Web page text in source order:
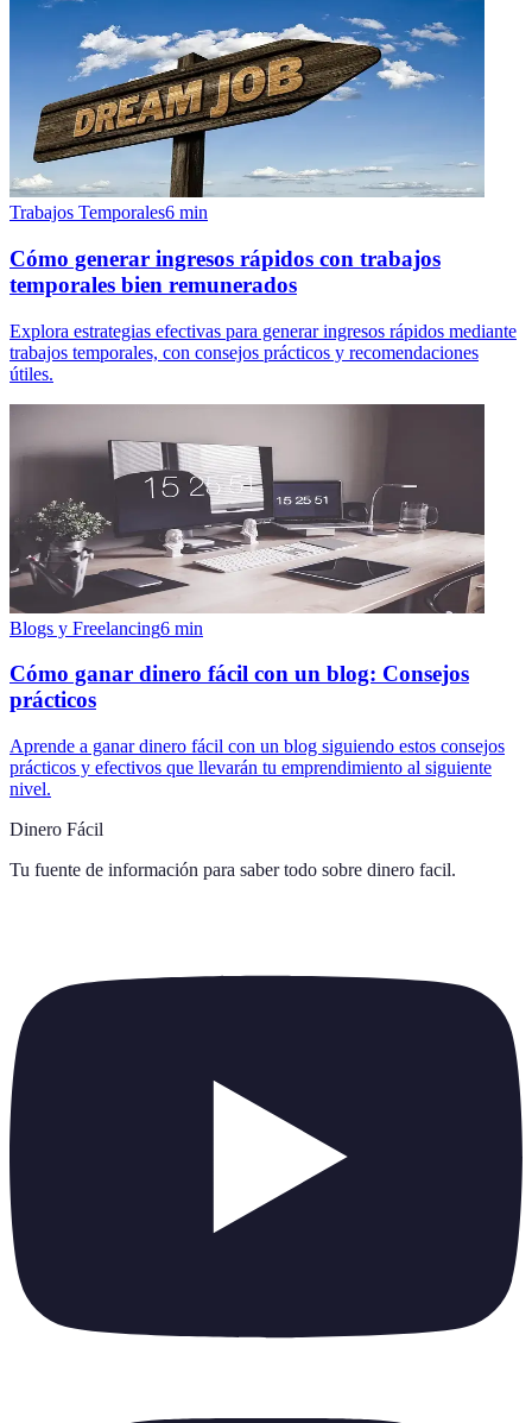
Trabajos Temporales6 min
Cómo generar ingresos rápidos con trabajos
temporales bien remunerados
Explora estrategias efectivas para generar ingresos rápidos mediante
trabajos temporales, con consejos prácticos y recomendaciones
útiles.
Blogs y Freelancing6 min
Cómo ganar dinero fácil con un blog: Consejos
prácticos
Aprende a ganar dinero fácil con un blog siguiendo estos consejos
prácticos y efectivos que llevarán tu emprendimiento al siguiente
nivel.
Dinero Fácil
Tu fuente de información para saber todo sobre dinero facil.